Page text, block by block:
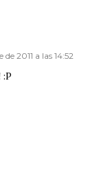
2011 a las 14:52